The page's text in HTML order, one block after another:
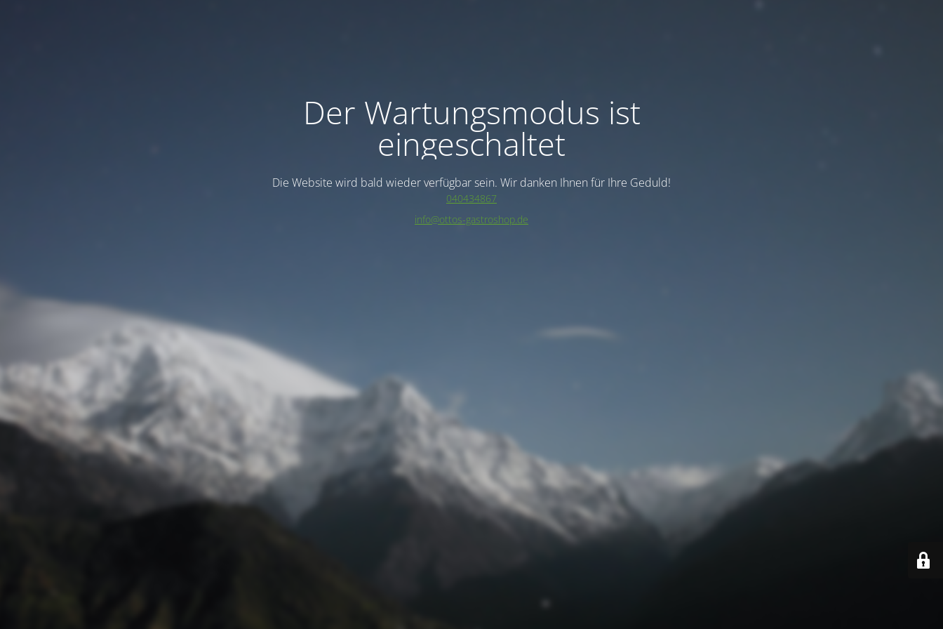
Der Wartungsmodus ist
eingeschaltet
Die Website wird bald wieder verfügbar sein. Wir danken Ihnen für Ihre Geduld!
040434867
info@ottos-gastroshop.de